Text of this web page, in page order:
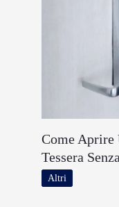
Come Aprire
Tessera
Altri